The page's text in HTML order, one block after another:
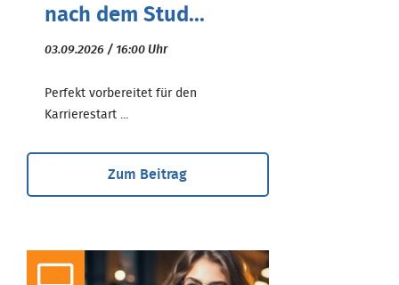
nach dem Stud...
03.09.2026 / 16:00 Uhr
Perfekt vorbereitet für den
Karrierestart ...
Zum Beitrag